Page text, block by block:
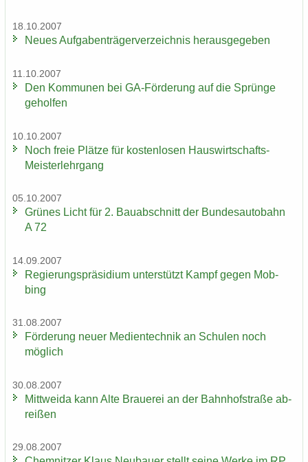
18.10.2007
Neues Auf­ga­ben­trä­ger­ver­zeich­nis her­aus­ge­ge­ben
11.10.2007
Den Kom­mu­nen bei GA-​Förderung auf die Sprün­ge
ge­hol­fen
10.10.2007
Noch freie Plät­ze für kos­ten­lo­sen Hauswirtschafts-​
Meisterlehrgang
05.10.2007
Grü­nes Licht für 2. Bau­ab­schnitt der Bun­des­au­to­bahn
A 72
14.09.2007
Re­gie­rungs­prä­si­di­um un­ter­stützt Kampf gegen Mob­
bing
31.08.2007
För­de­rung neuer Me­di­en­tech­nik an Schu­len noch
mög­lich
30.08.2007
Mitt­wei­da kann Alte Braue­rei an der Bahn­hof­stra­ße ab­
rei­ßen
29.08.2007